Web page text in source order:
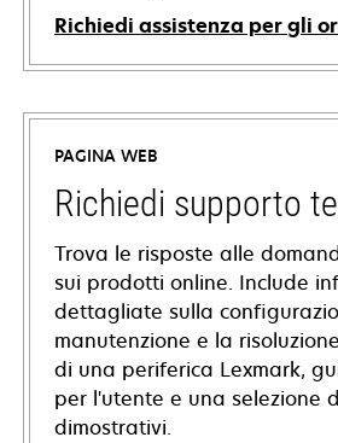
Richiedi assistenza per gli
PAGINA WEB
Richiedi supporto
Trova le risposte alle
sui prodotti online. Include
dettagliate sulla
manutenzione e la
di una periferica Lexmark,
per l'utente e una selezione
dimostrativi.